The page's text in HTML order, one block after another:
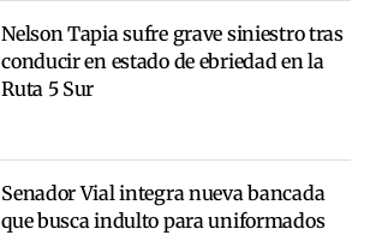
Nelson Tapia sufre grave siniestro tras
conducir en estado de ebriedad en la
Ruta 5 Sur
Senador Vial integra nueva bancada
que busca indulto para uniformados